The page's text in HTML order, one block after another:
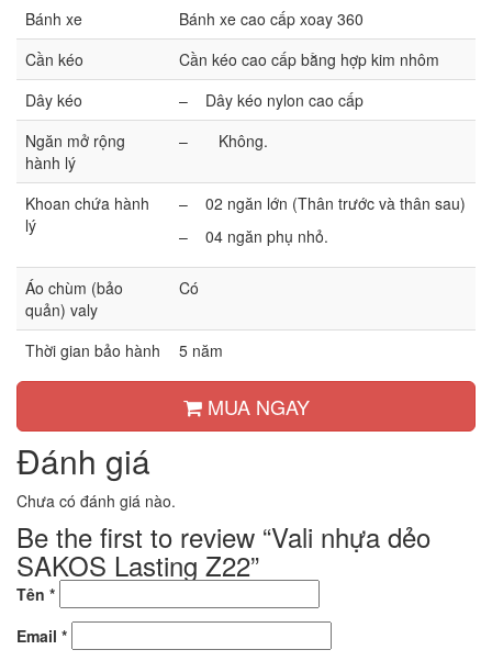
Bánh xe
Bánh xe cao cấp xoay 360
Cần kéo
Cần kéo cao cấp bằng hợp kim nhôm
Dây kéo
– Dây kéo nylon cao cấp
Ngăn mở rộng
hành lý
– Không.
Khoan chứa hành
lý
– 02 ngăn lớn (Thân trước và thân sau)
– 04 ngăn phụ nhỏ.
Áo chùm (bảo
quản) valy
Có
Thời gian bảo hành 5 năm
MUA NGAY
Đánh giá
Chưa có đánh giá nào.
Be the first to review “Vali nhựa dẻo
SAKOS Lasting Z22”
Tên *
Email *